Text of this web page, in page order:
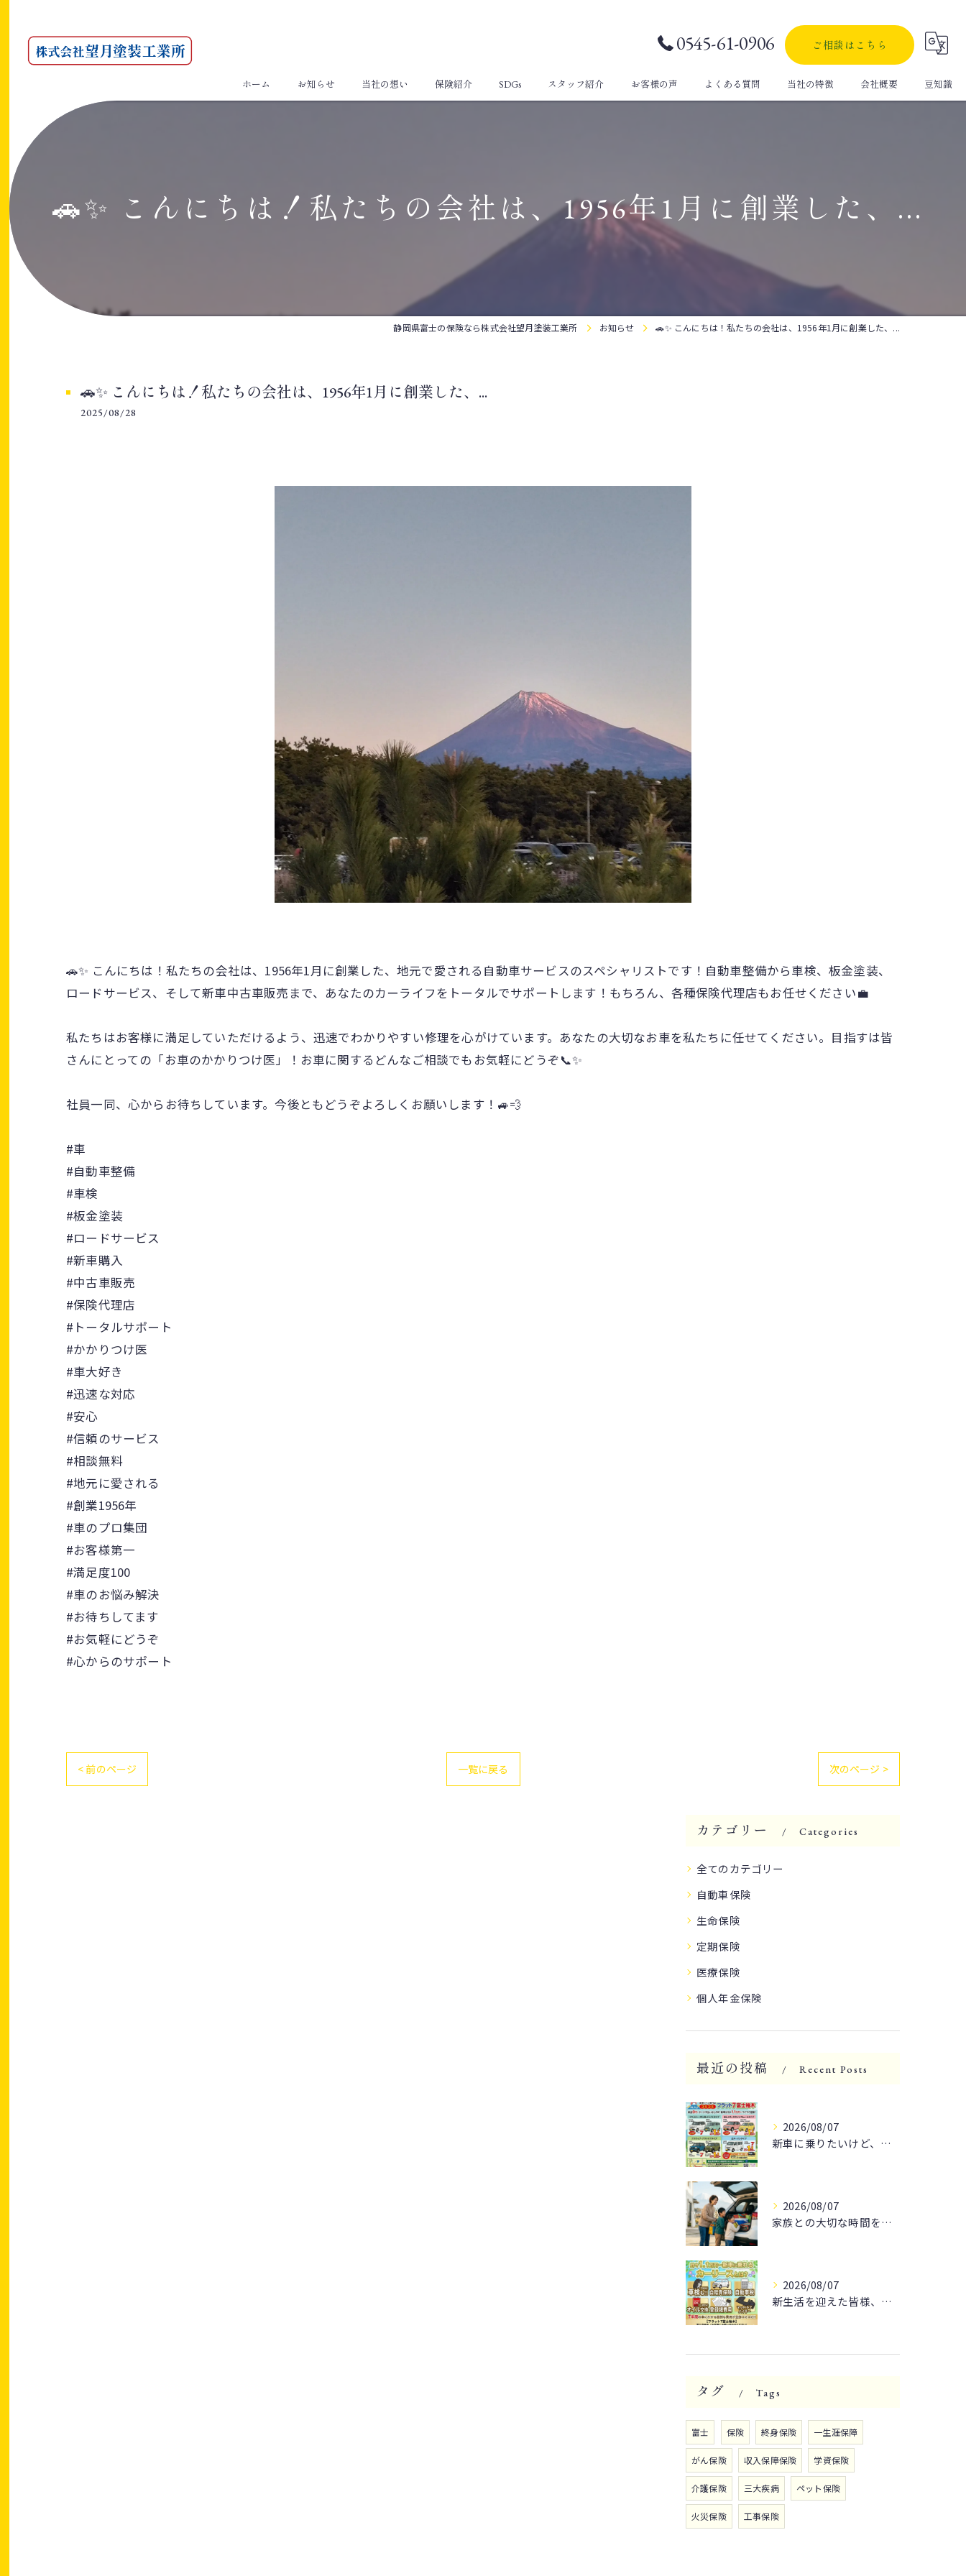
0545-61-0906 ご相談はこちら
ホーム お知らせ 当社の想い 保険紹介 SDGs スタッフ紹介 お客様の声 よくある質問 当社の特徴
定期保険
会社概要 豆知識
🚗✨ こんにちは！私たちの会社は、1956年1月に創業した、...
静岡県富士の保険なら株式会社望月塗装工業所 お知らせ 🚗✨ こんにちは！私たちの会社は、1956年1月に創業した、...
🚗✨ こんにちは！私たちの会社は、1956年1月に創業した、...
2025/08/28
🚗✨ こんにちは！私たちの会社は、1956年1月に創業した、地元で愛される自動車サービスのスペシャリストです！自動車整備から車検、板金塗装、
ロードサービス、そして新車中古車販売まで、あなたのカーライフをトータルでサポートします！もちろん、各種保険代理店もお任せください💼
私たちはお客様に満足していただけるよう、迅速でわかりやすい修理を心がけています。あなたの大切なお車を私たちに任せてください。目指すは皆
さんにとっての「お車のかかりつけ医」！お車に関するどんなご相談でもお気軽にどうぞ📞✨
社員一同、心からお待ちしています。今後ともどうぞよろしくお願いします！🚙💨
#車
#自動車整備
#車検
#板金塗装
#ロードサービス
#新車購入
#中古車販売
#保険代理店
#トータルサポート
#かかりつけ医
#車大好き
#迅速な対応
#安心
#信頼のサービス
#相談無料
#地元に愛される
#創業1956年
#車のプロ集団
#お客様第一
#満足度100
#車のお悩み解決
#お待ちしてます
#お気軽にどうぞ
#心からのサポート
< 前のページ 一覧に戻る 次のページ >
カテゴリー Categories
全てのカテゴリー
自動車保険
生命保険
定期保険
医療保険
個人年金保険
最近の投稿 Recent Posts
2026/08/07
新車に乗りたいけど、予算が気になる方へ朗報です！
2026/08/07
家族との大切な時間を🚗✨
2026/08/07
新生活を迎えた皆様、そろそろ通勤や休日のドライブをもっと楽し...
タグ Tags
富士 保険 終身保険 一生涯保障
がん保険 収入保障保険 学資保険
介護保険 三大疾病 ペット保険
火災保険 工事保険